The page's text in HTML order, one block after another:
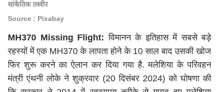
सांकेतिक तस्वीर
Source : Pixabay
MH370 Missing Flight:विमानन के इतिहास में सबसे बड़े
रहस्यों में एक MH370 के लापता होने के 10 साल बाद उसकी खोज
फिर शुरू करने का ऐलान कर दिया गया है. मलेशिया के परिवहन
मंत्री एंथनी लोके ने शुक्रवार (20 दिसंबर 2024) को घोषणा की